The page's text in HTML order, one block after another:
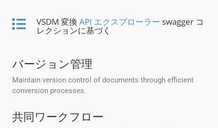
VSDM 変換 API エクスプローラー swagger コ
レクションに基づく
バージョン管理
Maintain version control of documents through efficient
conversion processes.
共同ワークフロー